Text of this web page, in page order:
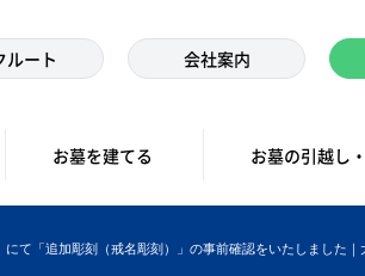
ルート 会社案内
お墓を建てる お墓の引越し
て「追加彫刻（戒名彫刻）」の事前確認をいたしました